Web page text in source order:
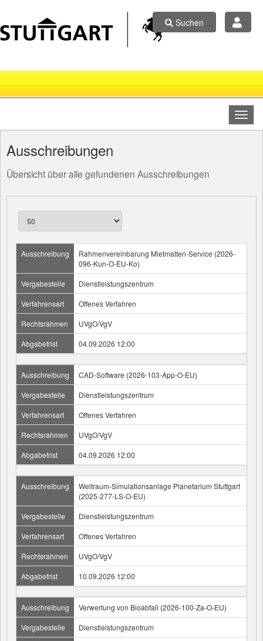
Suchen
Ausschreibungen
Übersicht über alle gefundenen Ausschreibungen
Ausschreibung
Rahmenvereinbarung Mietmatten-Service (2026-
096-Kun-O-EU-Ko)
Vergabestelle
Dienstleistungszentrum
Verfahrensart
Offenes Verfahren
Rechtsrahmen
UVgO/VgV
Abgabefrist
04.09.2026 12:00
Ausschreibung
CAD-Software (2026-103-App-O-EU)
Vergabestelle
Dienstleistungszentrum
Verfahrensart
Offenes Verfahren
Rechtsrahmen
UVgO/VgV
Abgabefrist
04.09.2026 12:00
Ausschreibung
Weltraum-Simulationsanlage Planetarium Stuttgart
(2025-277-LS-O-EU)
Vergabestelle
Dienstleistungszentrum
Verfahrensart
Offenes Verfahren
Rechtsrahmen
UVgO/VgV
Abgabefrist
10.09.2026 12:00
Ausschreibung
Verwertung von Bioabfall (2026-100-Za-O-EU)
Vergabestelle
Dienstleistungszentrum